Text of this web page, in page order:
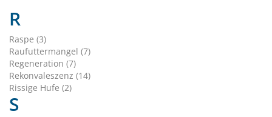
R
Raspe (3)
Raufuttermangel (7)
Regeneration (7)
Rekonvaleszenz (14)
Rissige Hufe (2)
S